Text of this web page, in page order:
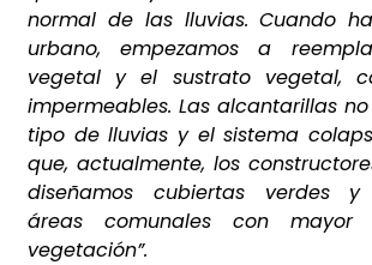
normal de las lluvias. Cuando
urbano, empezamos a
vegetal y el sustrato vegetal,
impermeables. Las alcantarillas
tipo de lluvias y el sistema
que, actualmente, los
diseñamos cubiertas verdes y
áreas comunales con
vegetación”.